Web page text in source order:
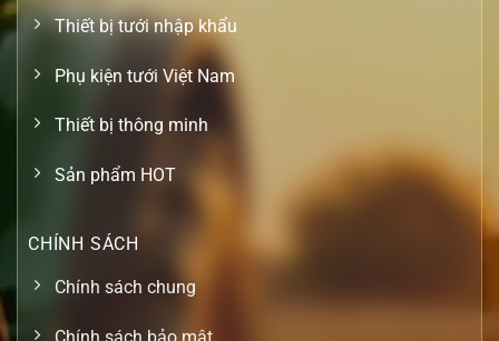
Thiết bị tưới nhập khẩu
Phụ kiện tưới Việt Nam
Thiết bị thông minh
Sản phẩm HOT
CHÍNH SÁCH
Chính sách chung